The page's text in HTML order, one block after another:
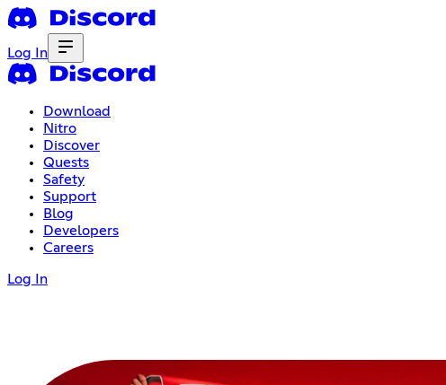
Log In
Download
Nitro
Discover
Quests
Safety
Support
Blog
Developers
Careers
Log In